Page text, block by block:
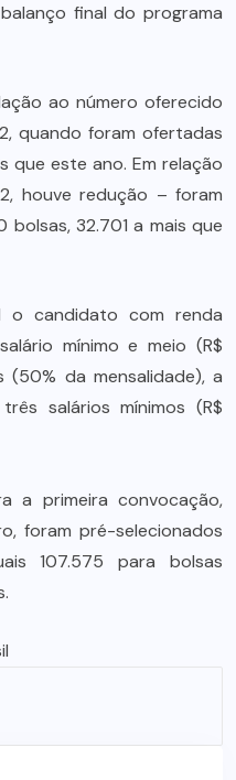
final do programa
ao número oferecido
quando foram ofertadas
que este ano. Em relação
houve redução – foram
32.701 a mais que
o candidato com renda
mínimo e meio (R$
(50% da mensalidade), a
salários mínimos (R$
a primeira convocação,
foram pré-selecionados
107.575 para bolsas